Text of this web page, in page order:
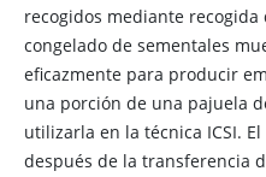
recogidos mediante recogida
congelado de sementales
eficazmente para producir
una porción de una pajuela
utilizarla en la técnica ICSI.
después de la transferencia